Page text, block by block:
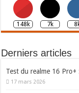
148k 7k
Derniers articles
Test du realme 16
17 mars 2026